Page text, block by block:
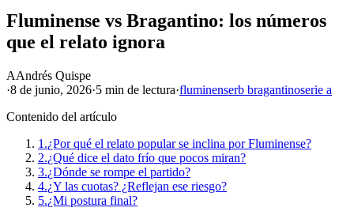
Fluminense vs Bragantino: los números
que el relato ignora
AAndrés Quispe
·8 de junio, 2026·5 min de lectura·fluminenserb bragantinoserie a
Contenido del artículo
1.¿Por qué el relato popular se inclina por Fluminense?
2.¿Qué dice el dato frío que pocos miran?
3.¿Dónde se rompe el partido?
4.¿Y las cuotas? ¿Reflejan ese riesgo?
5.¿Mi postura final?